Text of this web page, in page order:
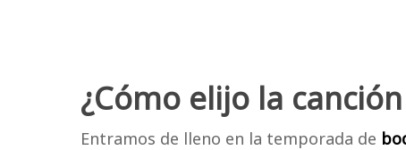
¿Cómo elijo la
Entramos de lleno en la temporada de